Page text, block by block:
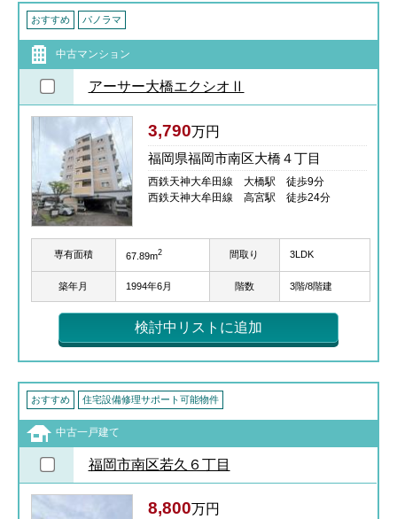
おすすめ パノラマ
中古マンション
アーサー大橋エクシオⅡ
3,790万円
福岡県福岡市南区大橋４丁目
西鉄天神大牟田線 大橋駅 徒歩9分
西鉄天神大牟田線 高宮駅 徒歩24分
専有面積 67.89m2 間取り 3LDK
築年月 1994年6月 階数 3階/8階建
検討中リストに追加
おすすめ 住宅設備修理サポート可能物件
中古一戸建て
福岡市南区若久６丁目
8,800万円